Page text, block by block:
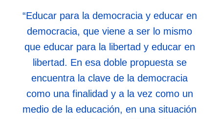
“Educar para la democracia y educar en
democracia, que viene a ser lo mismo
que educar para la libertad y educar en
libertad. En esa doble propuesta se
encuentra la clave de la democracia
como una finalidad y a la vez como un
medio de la educación, en una situación